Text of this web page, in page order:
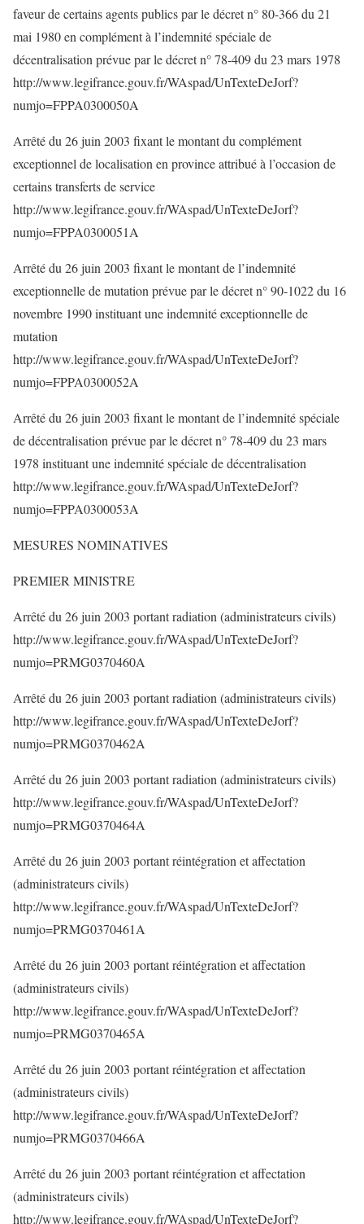
faveur de certains agents publics par le décret n° 80-366 du 21
mai 1980 en complément à l’indemnité spéciale de
décentralisation prévue par le décret n° 78-409 du 23 mars 1978
http://www.legifrance.gouv.fr/WAspad/UnTexteDeJorf?
numjo=FPPA0300050A
Arrêté du 26 juin 2003 fixant le montant du complément
exceptionnel de localisation en province attribué à l’occasion de
certains transferts de service
http://www.legifrance.gouv.fr/WAspad/UnTexteDeJorf?
numjo=FPPA0300051A
Arrêté du 26 juin 2003 fixant le montant de l’indemnité
exceptionnelle de mutation prévue par le décret n° 90-1022 du 16
novembre 1990 instituant une indemnité exceptionnelle de
mutation
http://www.legifrance.gouv.fr/WAspad/UnTexteDeJorf?
numjo=FPPA0300052A
Arrêté du 26 juin 2003 fixant le montant de l’indemnité spéciale
de décentralisation prévue par le décret n° 78-409 du 23 mars
1978 instituant une indemnité spéciale de décentralisation
http://www.legifrance.gouv.fr/WAspad/UnTexteDeJorf?
numjo=FPPA0300053A
MESURES NOMINATIVES
PREMIER MINISTRE
Arrêté du 26 juin 2003 portant radiation (administrateurs civils)
http://www.legifrance.gouv.fr/WAspad/UnTexteDeJorf?
numjo=PRMG0370460A
Arrêté du 26 juin 2003 portant radiation (administrateurs civils)
http://www.legifrance.gouv.fr/WAspad/UnTexteDeJorf?
numjo=PRMG0370462A
Arrêté du 26 juin 2003 portant radiation (administrateurs civils)
http://www.legifrance.gouv.fr/WAspad/UnTexteDeJorf?
numjo=PRMG0370464A
Arrêté du 26 juin 2003 portant réintégration et affectation
(administrateurs civils)
http://www.legifrance.gouv.fr/WAspad/UnTexteDeJorf?
numjo=PRMG0370461A
Arrêté du 26 juin 2003 portant réintégration et affectation
(administrateurs civils)
http://www.legifrance.gouv.fr/WAspad/UnTexteDeJorf?
numjo=PRMG0370465A
Arrêté du 26 juin 2003 portant réintégration et affectation
(administrateurs civils)
http://www.legifrance.gouv.fr/WAspad/UnTexteDeJorf?
numjo=PRMG0370466A
Arrêté du 26 juin 2003 portant réintégration et affectation
(administrateurs civils)
http://www.legifrance.gouv.fr/WAspad/UnTexteDeJorf?